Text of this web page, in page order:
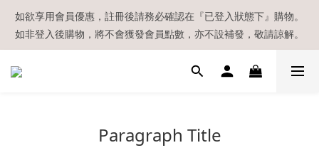
【現貨區】內款式均為在港現貨，現貨區以外的所有貨品都需要訂
貨喔！
如欲享用會員優惠，註冊後請務必確認在『已登入狀態下』購物。
如非登入後購物，將不會獲發會員點數，亦不設補發，敬請諒解。
溫馨提示：所有順豐快遞／本地及國際郵遞寄出後，本店只會以電
貨喔！
Paragraph Title